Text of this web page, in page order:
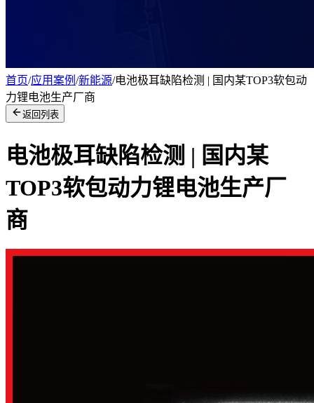
首页/应用案例 /新能源/电池极耳缺陷检测 | 国内某TOP3软包动
力锂电池生产厂商
返回列表
电池极耳缺陷检测 | 国内某
TOP3软包动力锂电池生产厂
商